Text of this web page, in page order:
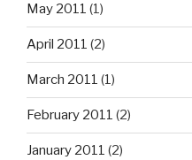
May 2011 (1)
April 2011 (2)
March 2011 (1)
February 2011 (2)
January 2011 (2)